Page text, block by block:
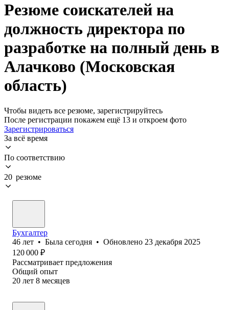
Резюме соискателей на
должность директора по
разработке на полный день в
Алачково (Московская
область)
Чтобы видеть все резюме, зарегистрируйтесь
После регистрации покажем ещё 13 и откроем фото
Зарегистрироваться
За всё время
По соответствию
20 резюме
Бухгалтер
46 лет • Была сегодня • Обновлено 23 декабря 2025
120 000 ₽
Рассматривает предложения
Общий опыт
20 лет 8 месяцев